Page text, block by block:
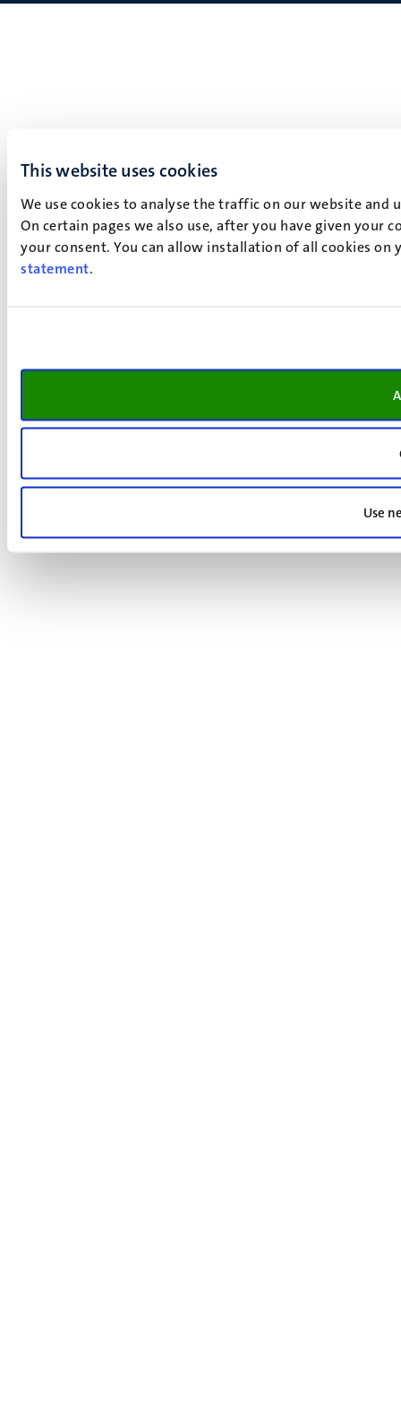
This website uses cookies
We use cookies to analyse the traffic on our website
On certain pages we also use, after you have given your
your consent. You can allow installation of all cookies
statement.
Use